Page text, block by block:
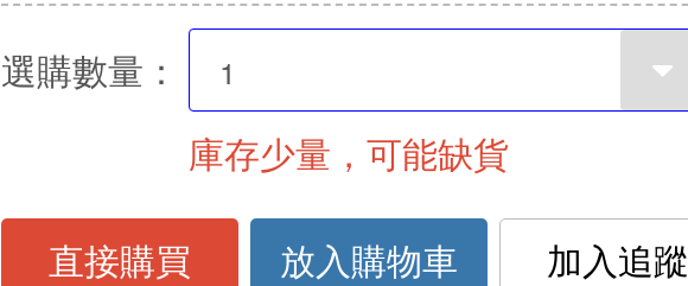
選購數量：
庫存少量，可能缺貨
直接購買 放入購物車
加入追蹤